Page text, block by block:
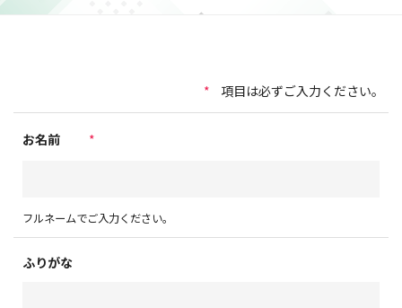
* 項目は必ずご入力ください。
お名前 *
フルネームでご入力ください。
ふりがな